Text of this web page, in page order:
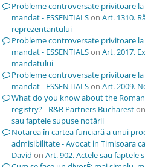
Probleme controversate privitoare
mandat - ESSENTIALSon Art. 1310.
reprezentantului
Probleme controversate privitoare
mandat - ESSENTIALSon Art. 2017.
mandatului
Probleme controversate privitoare
mandat - ESSENTIALSon Art. 2009.
What do you know about the
registry? - R&R Partners Buchareston
sau faptele supuse notării
Notarea în cartea funciară a unui
admisibilitate - Avocat in Timisoara
David on Art. 902. Actele sau faptele